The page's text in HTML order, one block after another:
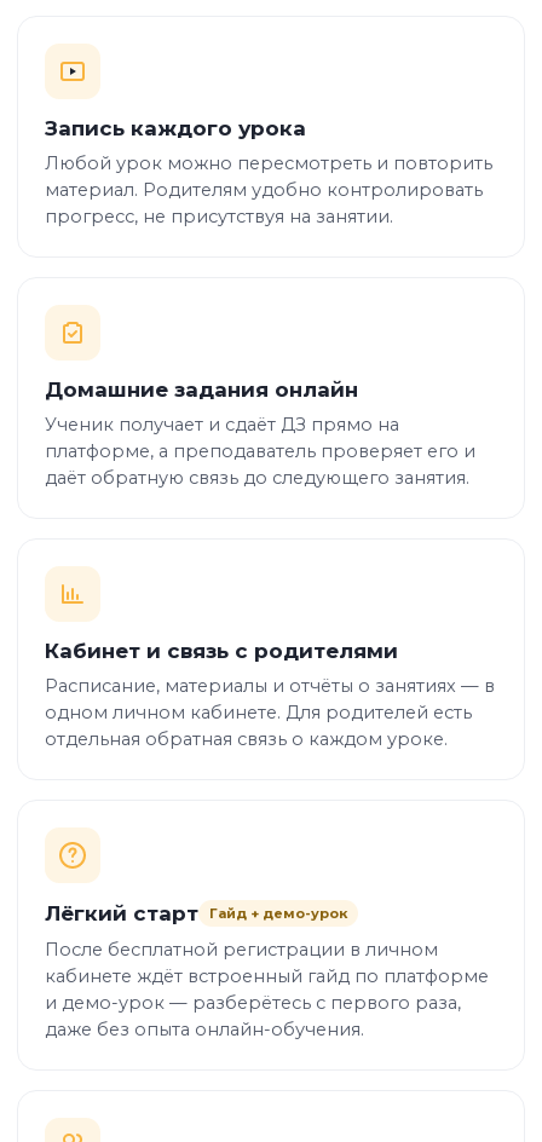
Запись каждого урока
Любой урок можно пересмотреть и повторить
материал. Родителям удобно контролировать
прогресс, не присутствуя на занятии.
Домашние задания онлайн
Ученик получает и сдаёт ДЗ прямо на
платформе, а преподаватель проверяет его и
даёт обратную связь до следующего занятия.
Кабинет и связь с родителями
Расписание, материалы и отчёты о занятиях — в
одном личном кабинете. Для родителей есть
отдельная обратная связь о каждом уроке.
Лёгкий старт Гайд + демо-урок
После бесплатной регистрации в личном
кабинете ждёт встроенный гайд по платформе
и демо-урок — разберётесь с первого раза,
даже без опыта онлайн-обучения.